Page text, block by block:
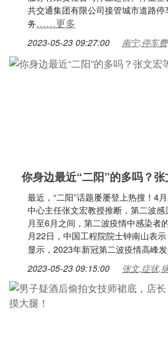
共交通集团有限公司接管城市道路
务……更多
2023-05-23 09:27:00 南宁,停车
你身边最近“二阳”的多吗？
最近，“二阳”话题屡屡登上热搜！4
中心主任张文宏教授推断，第二波
月至6月之间，第二波疫情中感染者
月22日，中国工程院院士钟南山表
显示，2023年新冠第二波疫情高峰
2023-05-23 09:15:00 张文,症状,